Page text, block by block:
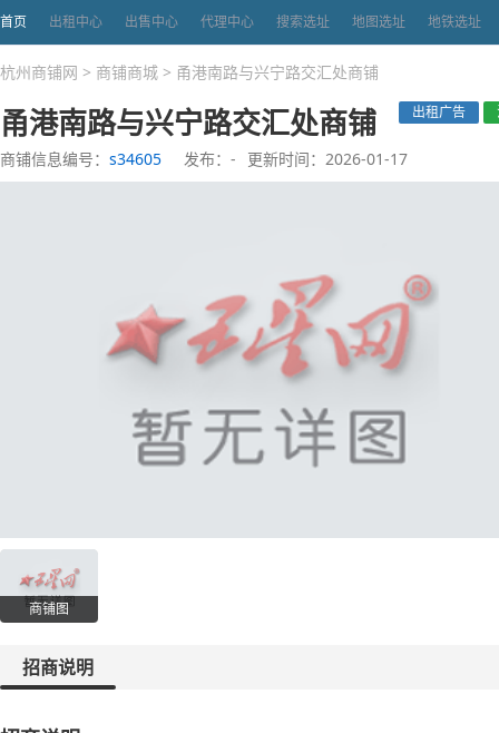
首页 出租中心 出售中心 代理中心 搜索选址 地图选址 地铁选址
杭州商铺网 > 商铺商城 > 甬港南路与兴宁路交汇处商铺
甬港南路与兴宁路交汇处商铺 出租广告
商铺信息编号： s34605 发布：- 更新时间：2026-01-17
商铺图
招商说明